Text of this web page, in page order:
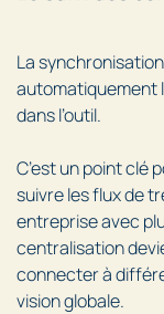
La
automatiquement
dans l’outil.
C’est un point clé
suivre les flux de
entreprise avec
centralisation
connecter à
vision globale.